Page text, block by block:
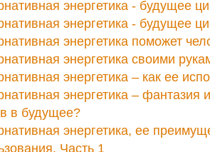
энергетика - будущее
энергетика - будущее
энергетика поможет
энергетика своими
энергетика – как ее
энергетика – фантазия
в будущее?
энергетика, ее
Часть 1